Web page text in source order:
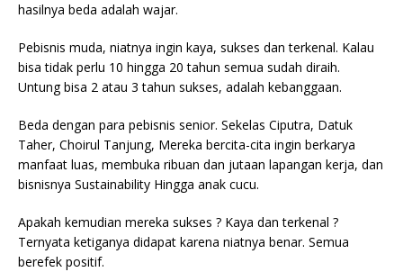
hasilnya beda adalah wajar.
Pebisnis muda, niatnya ingin kaya, sukses dan terkenal. Kalau
bisa tidak perlu 10 hingga 20 tahun semua sudah diraih.
Untung bisa 2 atau 3 tahun sukses, adalah kebanggaan.
Beda dengan para pebisnis senior. Sekelas Ciputra, Datuk
Taher, Choirul Tanjung, Mereka bercita-cita ingin berkarya
manfaat luas, membuka ribuan dan jutaan lapangan kerja, dan
bisnisnya Sustainability Hingga anak cucu.
Apakah kemudian mereka sukses ? Kaya dan terkenal ?
Ternyata ketiganya didapat karena niatnya benar. Semua
berefek positif.